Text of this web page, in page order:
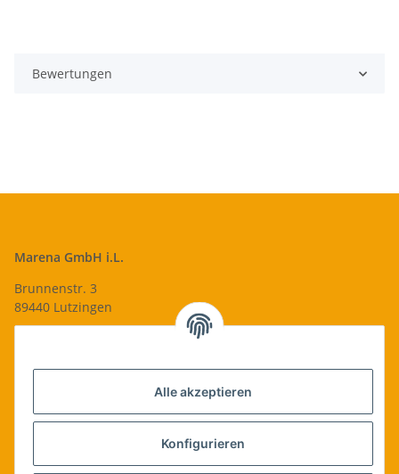
Alle akzeptieren
Konfigurieren
Bewertungen
Marena GmbH i.L.
Brunnenstr. 3
89440 Lutzingen